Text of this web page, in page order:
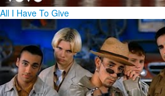
All I Have To Give